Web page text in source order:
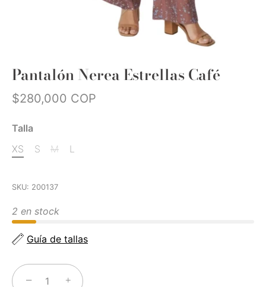
Pantalón Nerea Estrellas Café
$280,000 COP
Talla
XS
S M L
SKU: 200137
2 en stock
Guía de tallas
− +